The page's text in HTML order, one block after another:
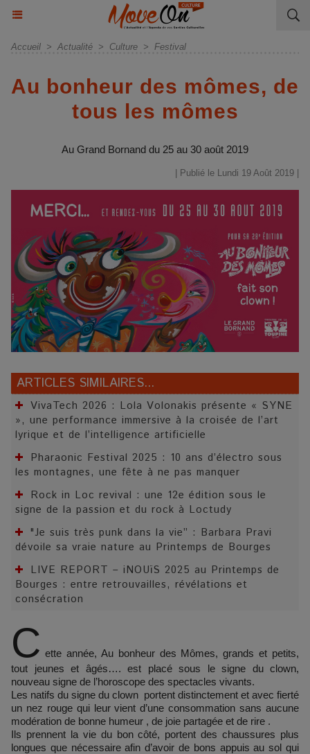
Accueil > Actualité > Culture > Festival
Au bonheur des mômes, de
tous les mômes
Au Grand Bornand du 25 au 30 août 2019
| Publié le Lundi 19 Août 2019 |
ARTICLES SIMILAIRES...
VivaTech 2026 : Lola Volonakis présente « SYNE
», une performance immersive à la croisée de l’art
lyrique et de l’intelligence artificielle
Pharaonic Festival 2025 : 10 ans d’électro sous
les montagnes, une fête à ne pas manquer
Rock in Loc revival : une 12e édition sous le
signe de la passion et du rock à Loctudy
"Je suis très punk dans la vie” : Barbara Pravi
dévoile sa vraie nature au Printemps de Bourges
LIVE REPORT – iNOUïS 2025 au Printemps de
Bourges : entre retrouvailles, révélations et
consécration
C ette année, Au bonheur des Mômes, grands et petits,
tout jeunes et âgés…. est placé sous le signe du clown,
nouveau signe de l’horoscope des spectacles vivants.
Les natifs du signe du clown portent distinctement et avec fierté
un nez rouge qui leur vient d’une consommation sans aucune
modération de bonne humeur , de joie partagée et de rire .
Ils prennent la vie du bon côté, portent des chaussures plus
longues que nécessaire afin d’avoir de bons appuis au sol qui